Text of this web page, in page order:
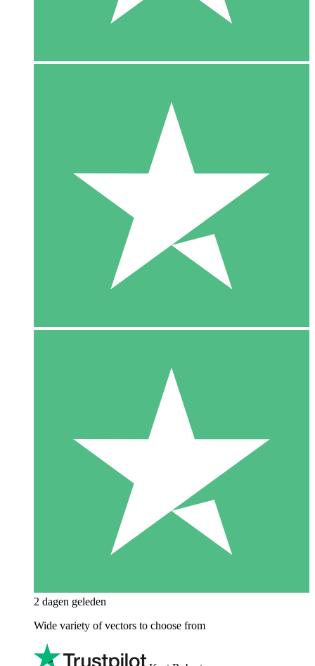
2 dagen geleden
Wide variety of vectors to choose from